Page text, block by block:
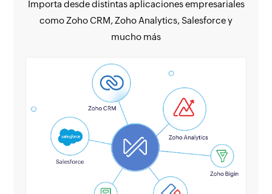
Importa desde distintas aplicaciones empresariales
como Zoho CRM, Zoho Analytics, Salesforce y
mucho más